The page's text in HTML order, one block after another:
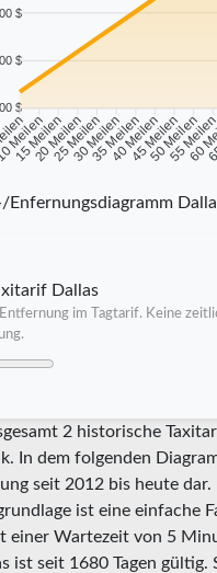
$
$
$
15 Meilen
20 Meilen
25 Meilen
30 Meilen
35 Meilen
40 Meilen
45 Meilen
50 Meilen
5560
Enfernungsdiagramm
Dallas
im Tagtarif. Keine
2 historische
In dem folgenden
seit 2012 bis heute dar.
ist eine einfache
einer Wartezeit von 5
ist seit 1680 Tagen gültig.